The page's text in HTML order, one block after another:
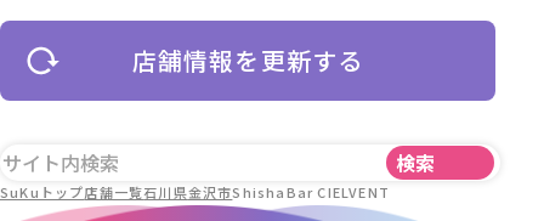
店舗情報を更新する
SuKuトップ店舗一覧石川県金沢市ShishaBar CIELVENT